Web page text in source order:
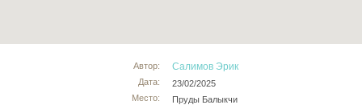
Автор:
Дата:
Место:
Салимов Эрик
23/02/2025
Пруды Балыкчи